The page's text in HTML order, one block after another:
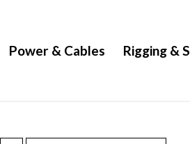
Power & Cables Rigging &